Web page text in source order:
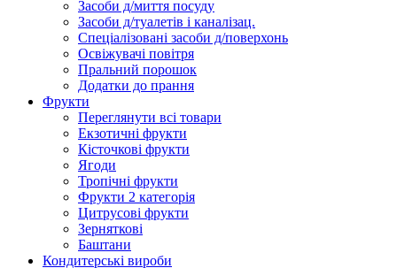
Засоби д/миття посуду
Засоби д/туалетів і каналізац.
Спеціалізовані засоби д/поверхонь
Освіжувачі повітря
Пральний порошок
Додатки до прання
Фрукти
Переглянути всі товари
Екзoтичні фрукти
Кісточкові фрукти
Ягоди
Тропічні фрукти
Фрукти 2 категорія
Цитрусові фрукти
Зерняткові
Баштани
Кондитерські вироби